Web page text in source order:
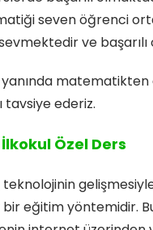
seven öğrenci
ve başarılı
matematikten
tavsiye ederiz.
Özel Ders
eğitim yöntemidir.